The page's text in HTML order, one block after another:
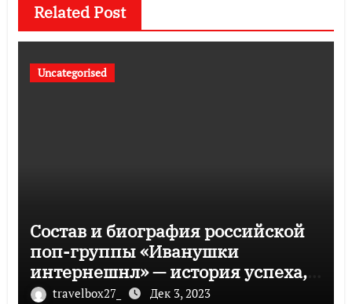
Related Post
Uncategorised
Состав и биография российской
поп-группы «Иванушки
интернешнл» — история успеха,
музыка и судьбы участников
travelbox27_ Дек 3, 2023